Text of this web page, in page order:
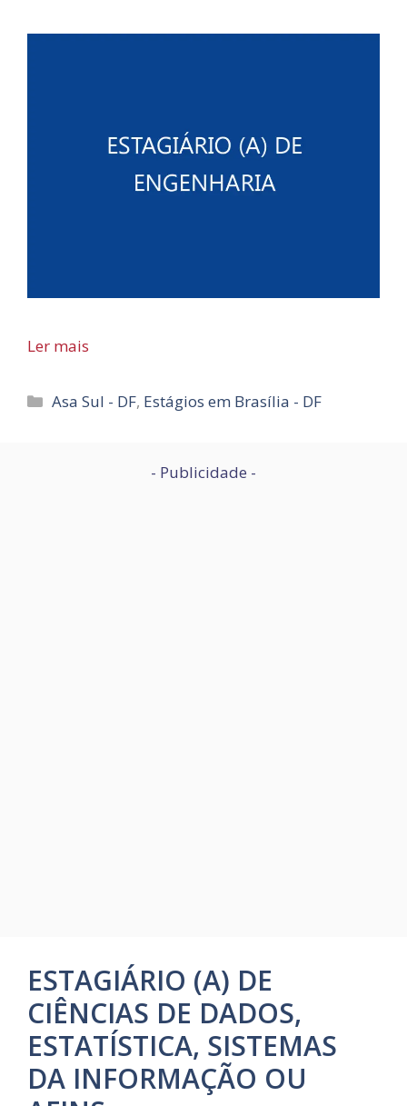
Ler mais
Categorias
Asa Sul - DF, Estágios em Brasília - DF
- Publicidade -
ESTAGIÁRIO (A) DE
CIÊNCIAS DE DADOS,
ESTATÍSTICA, SISTEMAS
DA INFORMAÇÃO OU